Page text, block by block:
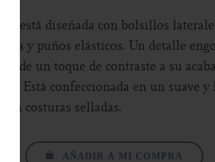
está diseñada con bolsillos
y puños elásticos. Un detalle
añade un toque de contraste a su
Está confeccionada en un suave y
costuras selladas.
AÑADIR A MI COMPRA